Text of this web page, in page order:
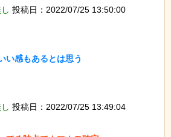
投稿日：2022/07/25 13:50:00
い感もあるとは思う
投稿日：2022/07/25 13:49:04